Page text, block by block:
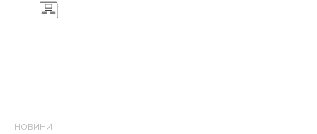
НОВИНИ